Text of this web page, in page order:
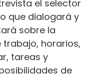
el selector
que dialogará y
sobre la
trabajo, horarios,
tareas y
de